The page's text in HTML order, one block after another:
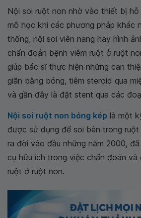
Nội soi ruột non nhờ vào thiết bị
mô học khi các phương pháp khác
thống, nội soi viên nang hay hình
chẩn đoán bệnh viêm ruột ở ruột
giúp bác sĩ thực hiện những can
giãn bằng bóng, tiêm steroid qua
và gần đây là đặt stent qua các
Nội soi ruột non bóng kép là một
được sử dụng để soi bên trong
ra đời vào đầu những năm 2000,
cụ hữu ích trong việc chẩn đoán và
ruột ở ruột non.